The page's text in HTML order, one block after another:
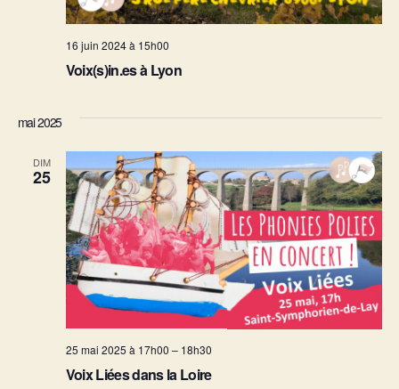
Voix(s)in.es à Lyon
16 juin 2024 à 15h00
mai 2025
DIM
25
Voix Liées dans la Loire
25 mai 2025 à 17h00 – 18h30